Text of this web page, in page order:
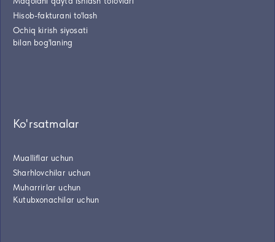
Hisob-fakturani to'lash
Ochiq kirish siyosati
bilan bog'laning
Ko'rsatmalar
Mualliflar uchun
Sharhlovchilar uchun
Muharrirlar uchun
Kutubxonachilar uchun